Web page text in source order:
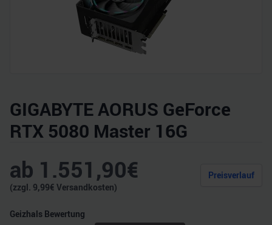
GIGABYTE AORUS GeForce
RTX 5080 Master 16G
ab 1.551,90€
(zzgl. 9,99€ Versandkosten)
Preisverlauf
Geizhals Bewertung